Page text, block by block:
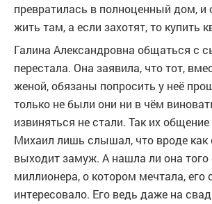
превратилась в полноценный дом, и
жить там, а если захотят, то купить
Галина Александровна общаться с
перестала. Она заявила, что тот,
женой, обязаны попросить у неё
только не были они ни в чём
извиняться не стали. Так их
Михаил лишь слышал, что вроде как
выходит замуж. А нашла ли она того
миллионера, о котором мечтала, его
интересовало. Его ведь даже на